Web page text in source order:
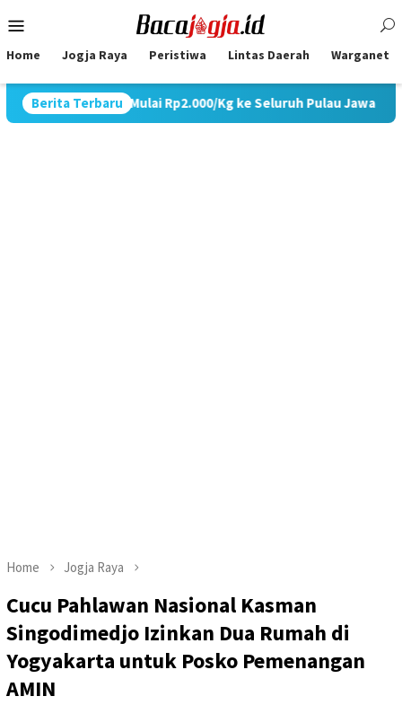
to
Menu
Home Jogja Raya Peristiwa Lintas Daerah Warganet
Berita Terbaru
JTR Mulai Rp2.000/Kg ke Seluruh Pulau Jawa Tangis
Home Jogja Raya
Cucu Pahlawan Nasional Kasman
Singodimedjo Izinkan Dua Rumah di
Yogyakarta untuk Posko Pemenangan
AMIN